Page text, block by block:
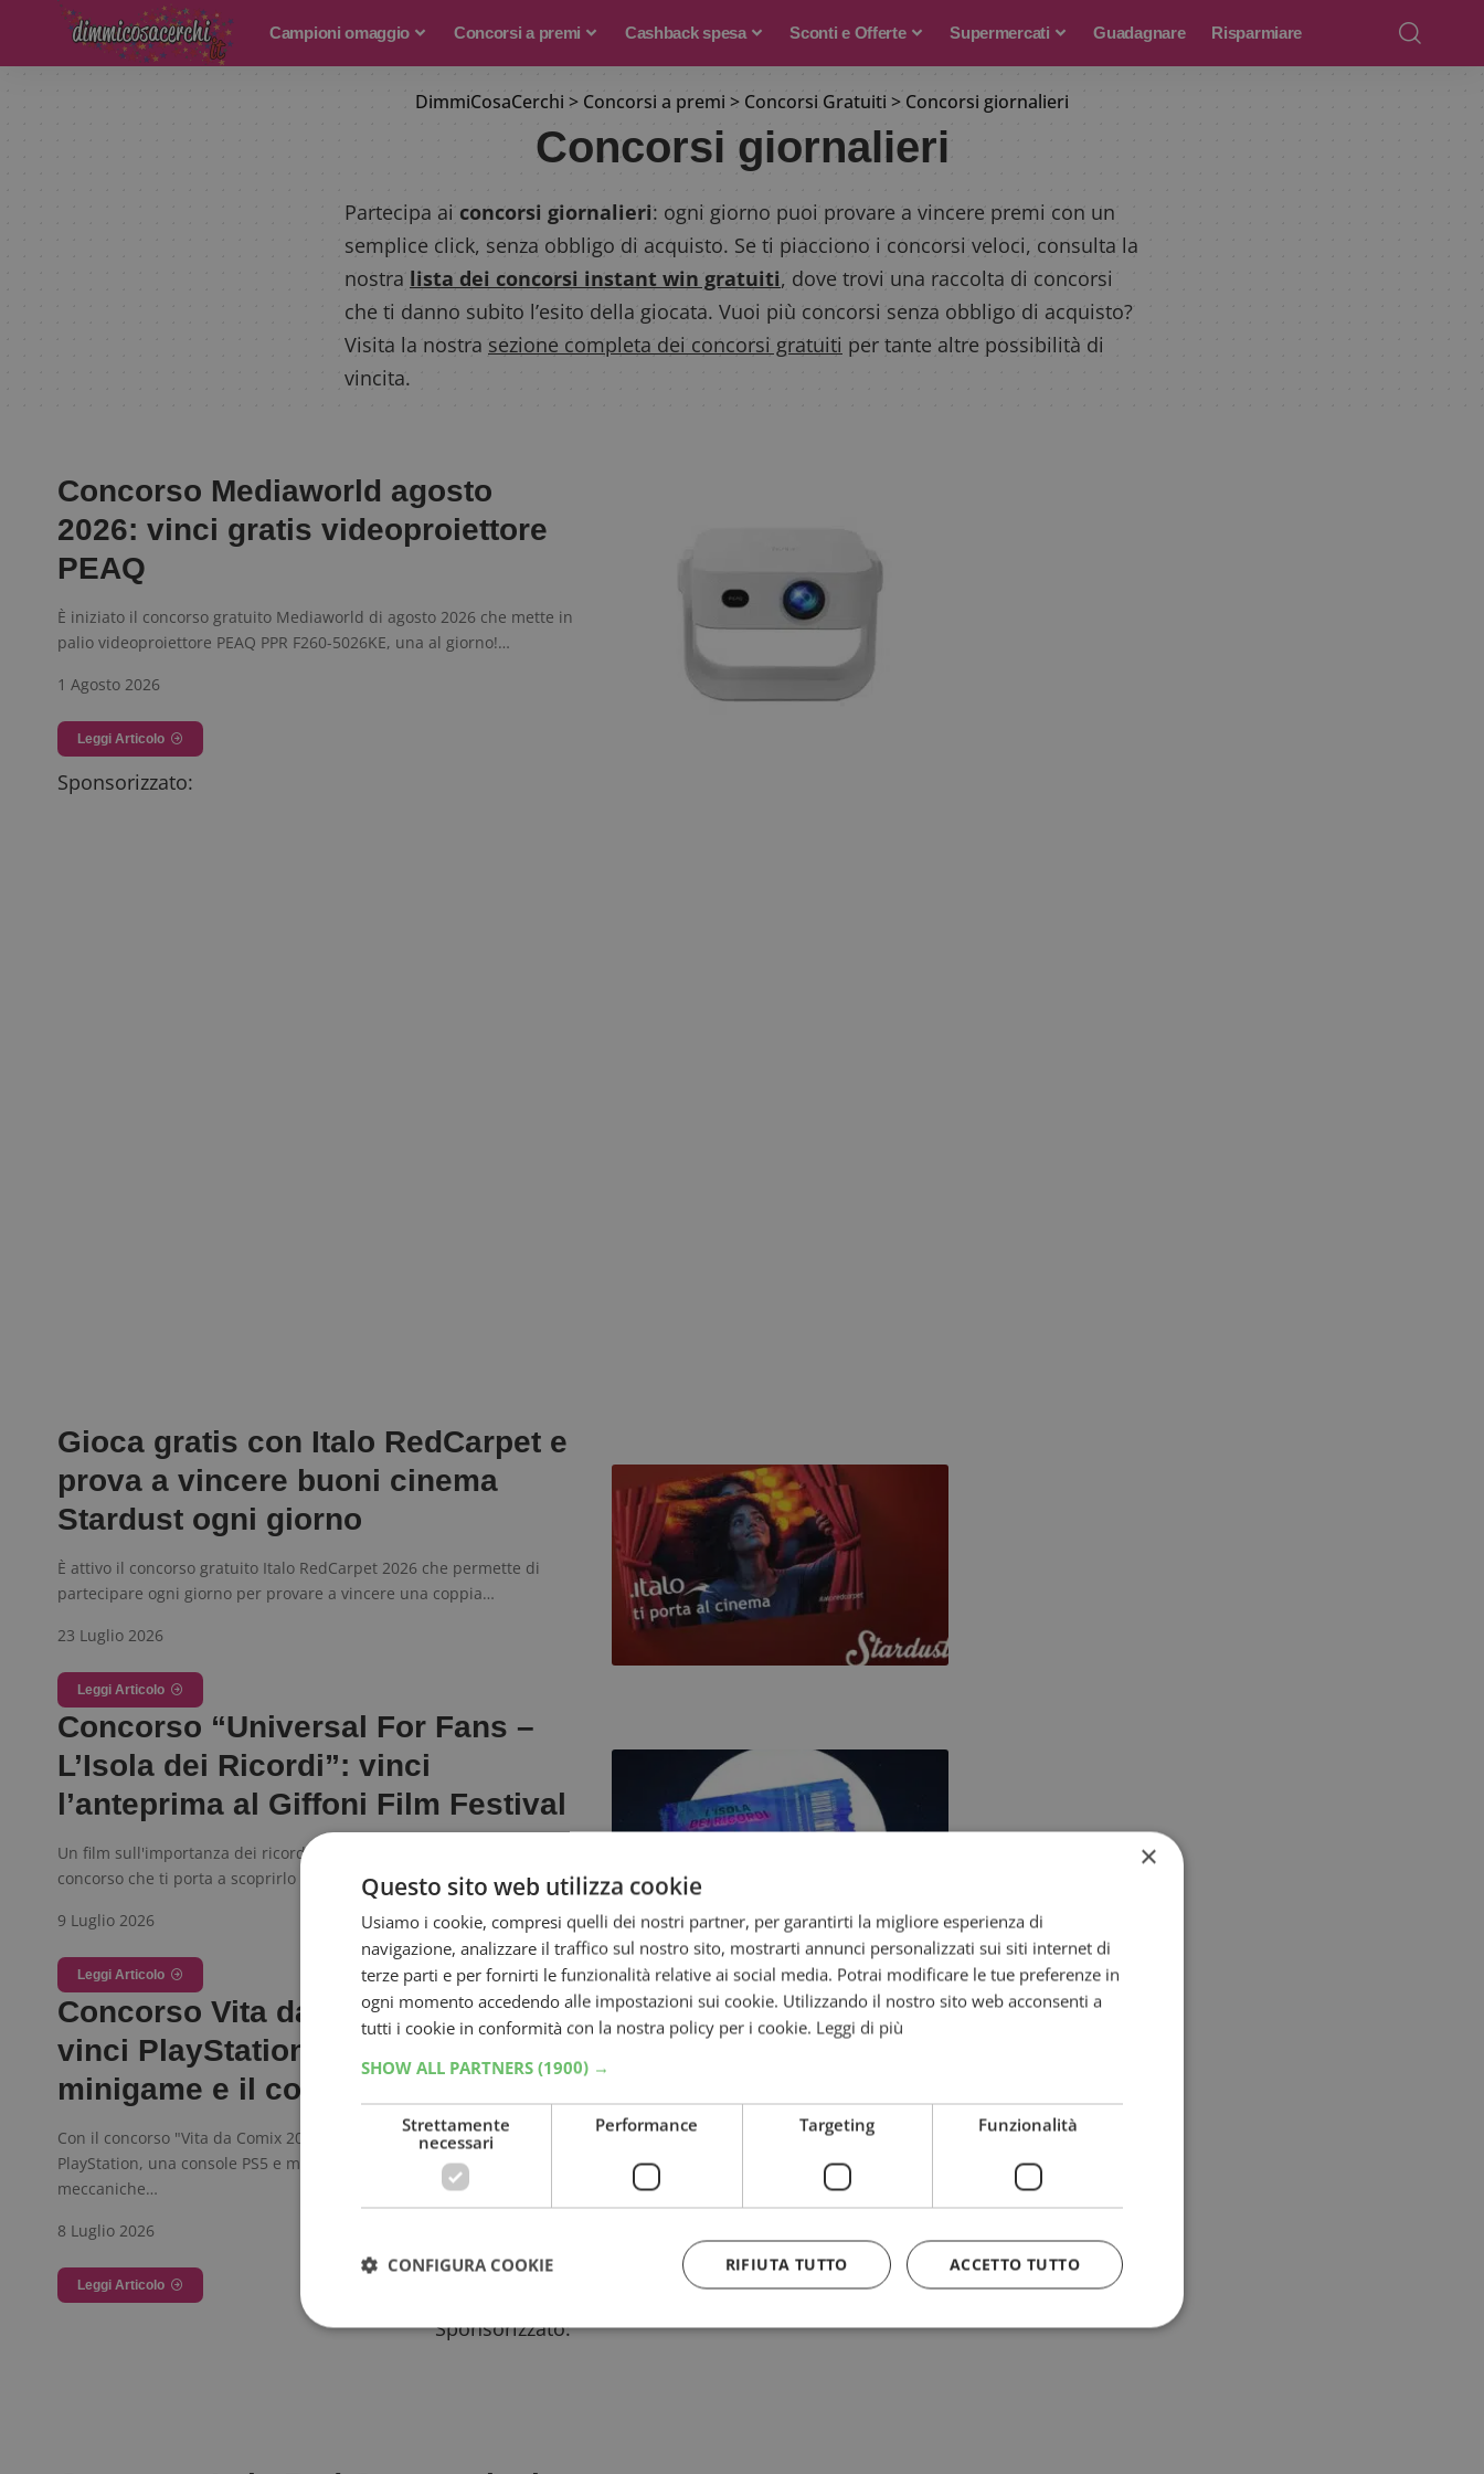
Campioni omaggio Concorsi a premi Cashback spesa Sconti e Offerte Supermercati Guadagnare Risparmiare
DimmiCosaCerchi > Concorsi a premi > Concorsi Gratuiti > Concorsi giornalieri
Concorsi giornalieri
Partecipa ai concorsi giornalieri: ogni giorno puoi provare a vincere premi con un
semplice click, senza obbligo di acquisto. Se ti piacciono i concorsi veloci, consulta la
nostra lista dei concorsi instant win gratuiti, dove trovi una raccolta di concorsi
che ti danno subito l’esito della giocata. Vuoi più concorsi senza obbligo di acquisto?
Visita la nostra sezione completa dei concorsi gratuiti per tante altre possibilità di
vincita.
Concorso Mediaworld agosto
2026: vinci gratis videoproiettore
PEAQ
È iniziato il concorso gratuito Mediaworld di agosto 2026 che mette in
palio videoproiettore PEAQ PPR F260-5026KE, una al giorno!…
1 Agosto 2026
Leggi Articolo
Sponsorizzato:
Gioca gratis con Italo RedCarpet e
prova a vincere buoni cinema
Stardust ogni giorno
È attivo il concorso gratuito Italo RedCarpet 2026 che permette di
partecipare ogni giorno per provare a vincere una coppia…
23 Luglio 2026
Leggi Articolo
Concorso “Universal For Fans –
L’Isola dei Ricordi”: vinci
l’anteprima al Giffoni Film Festival
Un film sull'importanza dei ricordi e dei legami familiari, e un
concorso che ti porta a scoprirlo in anteprima: Universal…
9 Luglio 2026
Leggi Articolo
Concorso Vita da Comix 2027:
vinci PlayStation 5 con il
minigame e il contest meme
Con il concorso "Vita da Comix 2027" puoi vincere controller
PlayStation, una console PS5 e molto altro, attraverso due
meccaniche…
8 Luglio 2026
Leggi Articolo
Sponsorizzato:
×
Questo sito web utilizza cookie
Usiamo i cookie, compresi quelli dei nostri partner, per garantirti la migliore esperienza di
navigazione, analizzare il traffico sul nostro sito, mostrarti annunci personalizzati sui siti internet di
terze parti e per fornirti le funzionalità relative ai social media. Potrai modificare le tue preferenze in
ogni momento accedendo alle impostazioni sui cookie. Utilizzando il nostro sito web acconsenti a
tutti i cookie in conformità con la nostra policy per i cookie. Leggi di più
SHOW ALL PARTNERS (1900) →
Strettamente
necessari
Performance Targeting Funzionalità
ACCETTO TUTTO
RIFIUTA TUTTO
CONFIGURA COOKIE